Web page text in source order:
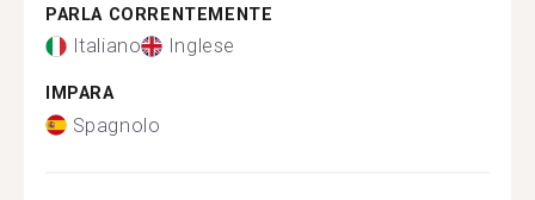
PARLA CORRENTEMENTE
Italiano Inglese
IMPARA
Spagnolo